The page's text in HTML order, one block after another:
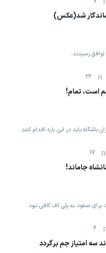
شد(عکس)
رسیدند.
22
است، تمام!
باید در این باره اقدام کنند.
17
جاماند!
برای صعود به پلی آف کافی نبود.
6
سه امتیاز جم برگردد